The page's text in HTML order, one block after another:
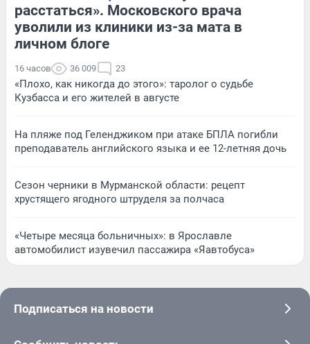
расстаться». Московского врача
уволили из клиники из-за мата в
личном блоге
16 часов 36 009 23
«Плохо, как никогда до этого»: таролог о судьбе
Кузбасса и его жителей в августе
На пляже под Геленджиком при атаке БПЛА погибли
преподаватель английского языка и ее 12-летняя дочь
Сезон черники в Мурманской области: рецепт
хрустящего ягодного штруделя за полчаса
«Четыре месяца больничных»: в Ярославле
автомобилист изувечил пассажира «Яавтобуса»
Подписаться на новости